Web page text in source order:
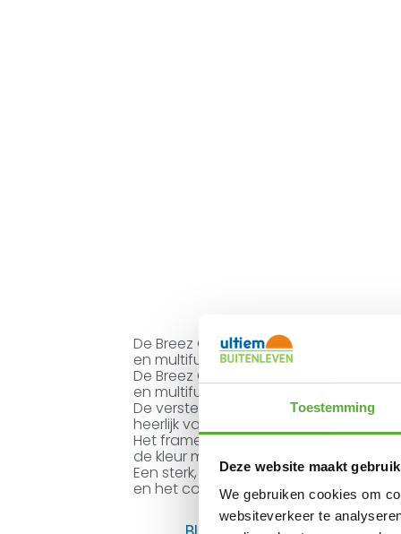
Toestemming
Deze website maakt
We gebruiken cookies om
websiteverkeer te
De Breez Cobra Verstelbare
en multifunctioneel is, wat hem een
De Breez Cobra Verstelbare
en multifunctioneel is, wat hem een
De verstelbare rugleuning zorgt er
heerlijk van het zonnetje te genieten.
Het frame van de Breez Cobra
de kleur mat royal grijs. De zitting en
Een sterk, duurzaam en
en het comfortabele design maken